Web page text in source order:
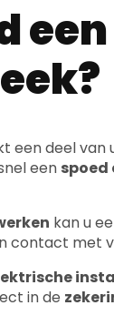
een deel van
een spoed
kan u
contact met
in de